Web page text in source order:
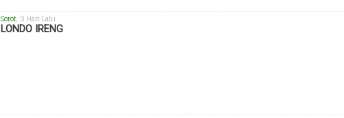
Sorot , 3 Hari Lalu
LONDO IRENG